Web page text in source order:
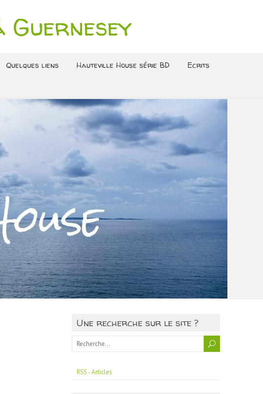
Guernesey
Quelques liens Hauteville House série BD Ecrits
Une recherche sur le site ?
RSS - Articles